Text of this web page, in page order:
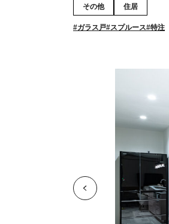
その他 住居
ガラス戸 スプルース 特注